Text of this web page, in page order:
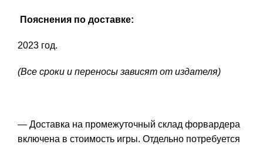
Пояснения по доставке:
2023 год.
(Все сроки и переносы зависят от издателя)
— Доставка на промежуточный склад форвардера
включена в стоимость игры. Отдельно потребуется